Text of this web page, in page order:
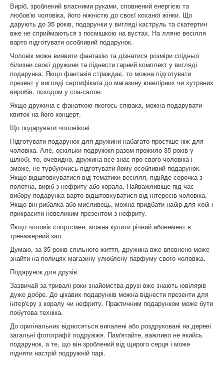
Виріб, зроблений власними руками, сповнений енергією та
любов'ю чоловіка, його ніжністю до своєї коханої жінки. Що
дарують до 35 років, подарунки у вигляді каструль та скатертин
вже не сприймаються з посмішкою на вустах. На лляне весілля
варто підготувати особливий подарунок.
Чоловік може виявити фантазію та дізнатися розміри спідньої
білизни своєї дружини та піднести гарний комплект у вигляді
подарунка. Якщо фантазія страждає, то можна підготувати
презент у вигляді сертифіката до магазину ювелірних чи хутряних
виробів, походом у спа-салон.
Якщо дружина є фанаткою якогось співака, можна подарувати
квиток на його концерт.
Що подарувати чоловікові
Підготувати подарунок для дружини набагато простіше ніж для
чоловіка. Але, оскільки подружжя разом прожило 35 років у
шлюбі, то, очевидно, дружина все знає про свого чоловіка і
зможе, не турбуючись підготувати йому особливий подарунок.
Якщо відштовхуватися від тематики весілля, підійде сорочка з
полотна, виріб з нефриту або корала. Найважливіше під час
вибору подарунка варто відштовхуватися від інтересів чоловіка.
Якщо він рибалка або мисливець, можна придбати набір для хобі і
прикрасити невеликим презентом з нефриту.
Якщо чоловік спортсмен, можна купити річний абонемент в
тренажерний зал.
Думаю, за 35 років спільного життя, дружина вже впевнено може
знайти на полицях магазину улюблену парфуму свого чоловіка.
Подарунок для друзів
Зазвичай за тривалі роки знайомства друзі вже знають ювілярів
дуже добре. До цікавих подарунків можна віднести презенти для
інтер'єру з коралу чи нефриту. Практичним подарунком може бути
побутова техніка.
До оригінальних відносяться випалені або роздруковані на дереві
загальні фотографії подружжя. Пам'ятайте, важливо не якийсь
подарунок, а те, що він зроблений від щирого серця і може
підняти настрій подружній парі.